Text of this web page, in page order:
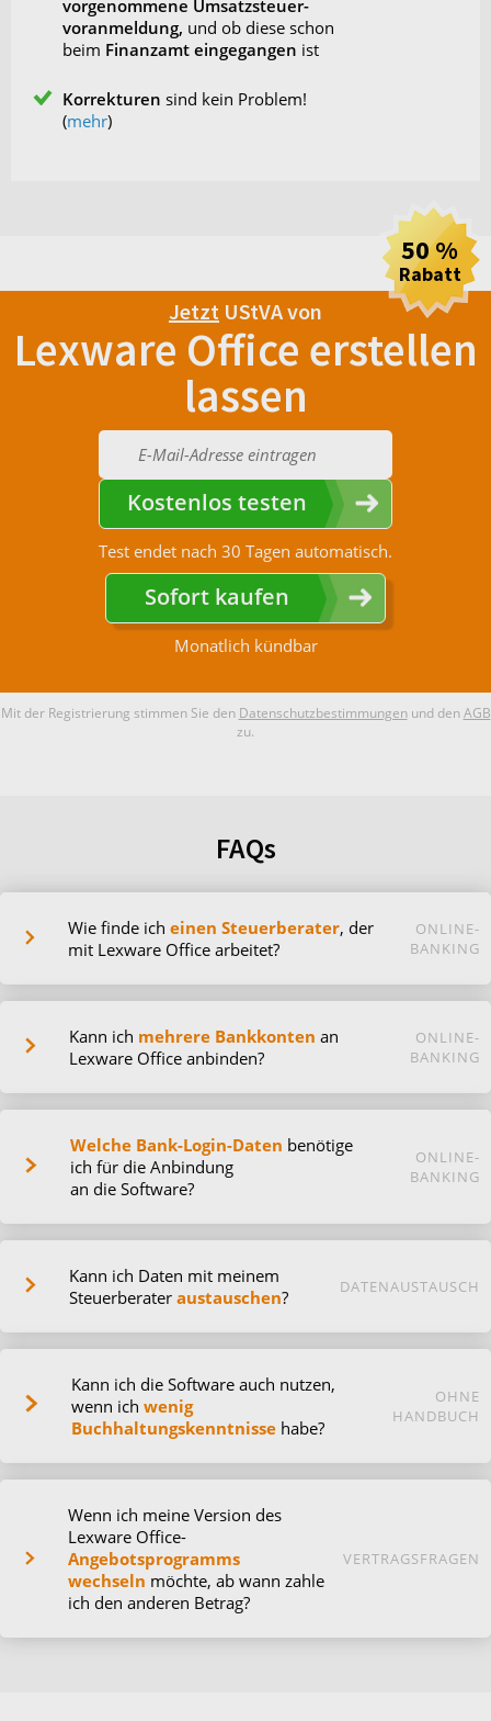
vorgenommene Umsatzsteuer-
voranmeldung, und ob diese schon
beim Finanzamt eingegangen ist
Korrekturen sind kein Problem!
(mehr)
Jetzt UStVA von
Lexware Office erstellen
lassen
Kostenlos testen
Test endet nach 30 Tagen automatisch.
Sofort kaufen
Monatlich kündbar
50 %
Rabatt
Mit der Registrierung stimmen Sie den Datenschutzbestimmungenund denAGB
zu.
FAQs
Wie finde icheinen Steuerberater, der
mit Lexware Office arbeitet?
ONLINE-
BANKING
Kann ich mehrere Bankkonten an
Lexware Office anbinden?
ONLINE-
BANKING
Welche Bank-Login-Daten benötige
ich für die Anbindung
an die Software?
ONLINE-
BANKING
Kann ich Daten mit meinem
Steuerberater austauschen? DATENAUSTAUSCH
Kann ich die Software auch nutzen,
wenn ich wenig
Buchhaltungskenntnissehabe?
OHNE
HANDBUCH
Wenn ich meine Version des
Lexware Office-
Angebotsprogramms
wechseln möchte, ab wann zahle
ich den anderen Betrag?
VERTRAGSFRAGEN